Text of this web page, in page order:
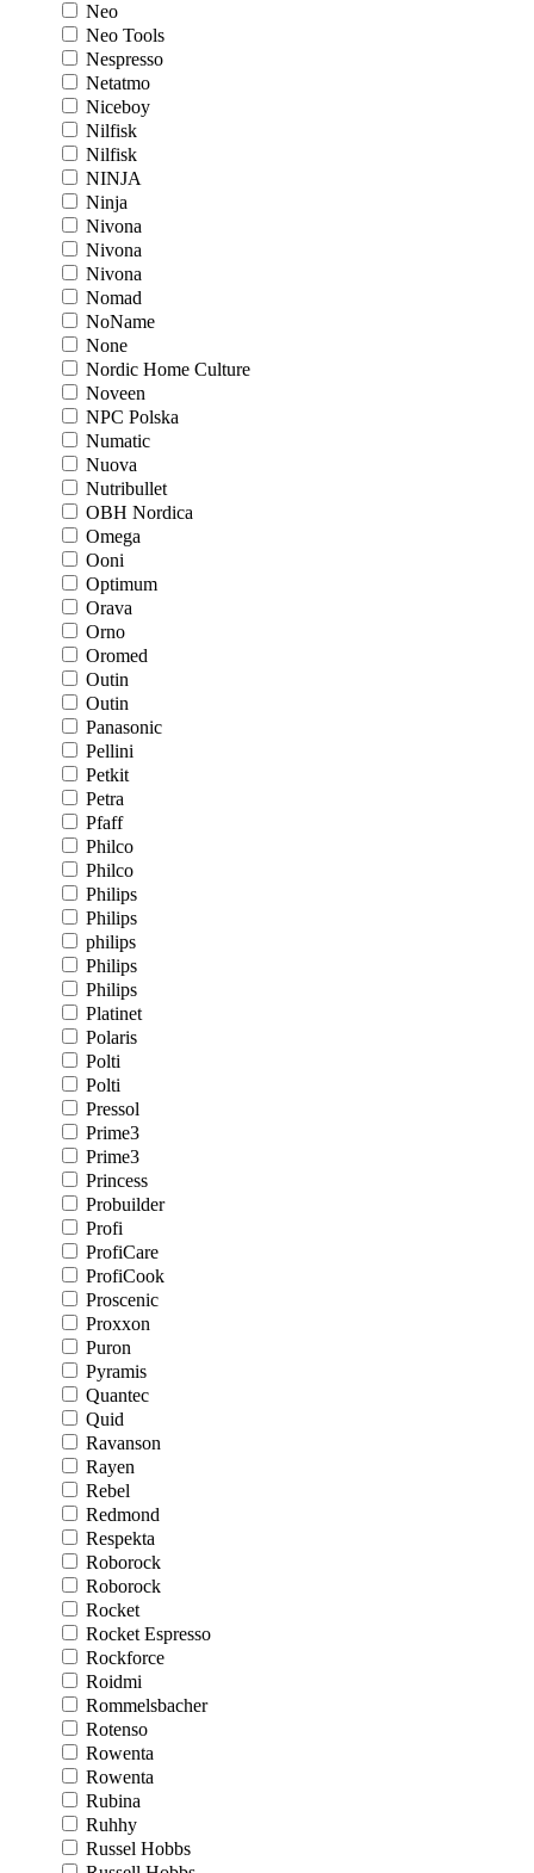
Neo
Neo Tools
Nespresso
Netatmo
Niceboy
Nilfisk
Nilfisk
NINJA
Ninja
Nivona
Nivona
Nivona
Nomad
NoName
None
Nordic Home Culture
Noveen
NPC Polska
Numatic
Nuova
Nutribullet
OBH Nordica
Omega
Ooni
Optimum
Orava
Orno
Oromed
Outin
Outin
Panasonic
Pellini
Petkit
Petra
Pfaff
Philco
Philco
Philips
Philips
philips
Philips
Philips
Platinet
Polaris
Polti
Polti
Pressol
Prime3
Prime3
Princess
Probuilder
Profi
ProfiCare
ProfiCook
Proscenic
Proxxon
Puron
Pyramis
Quantec
Quid
Ravanson
Rayen
Rebel
Redmond
Respekta
Roborock
Roborock
Rocket
Rocket Espresso
Rockforce
Roidmi
Rommelsbacher
Rotenso
Rowenta
Rowenta
Rubina
Ruhhy
Russel Hobbs